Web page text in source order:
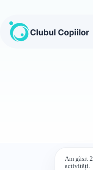
conținut
Am găsit 2
activități.